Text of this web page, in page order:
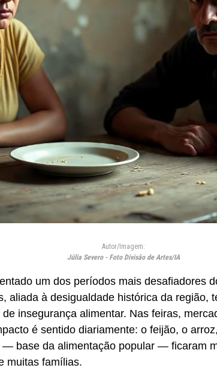
Autor/Imagem:
Júlia Severo - Foto Divisão de Artes/IA
um dos períodos mais desafiadores
aliada à desigualdade histórica da região,
insegurança alimentar. Nas feiras,
é sentido diariamente: o feijão, o
— base da alimentação popular — ficaram
muitas famílias.